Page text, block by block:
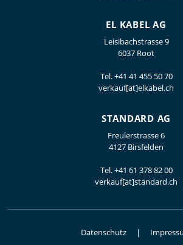
EL KABEL AG
Leisibachstrasse 9
6037 Root
Tel.+41 41 455 50 70
verkauf[at]elkabel.ch
STANDARD AG
Freulerstrasse 6
4127 Birsfelden
Tel.+41 61 378 82 00
verkauf[at]standard.ch
Datenschutz